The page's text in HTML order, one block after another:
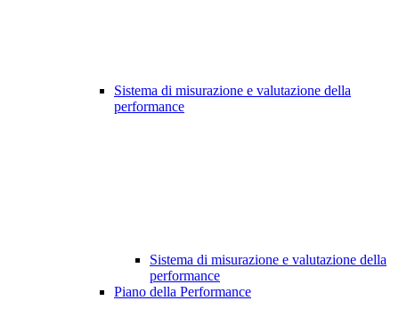
Sistema di misurazione e valutazione della
performance
Sistema di misurazione e valutazione della
performance
Piano della Performance